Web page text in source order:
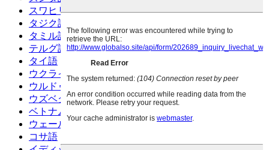
スワヒリ語
タジク語
タミル語
テルグ語
タイ語
ウクライナ語
ウルドゥー語
ウズベク語
ベトナム語
ウェールズ
コサ語